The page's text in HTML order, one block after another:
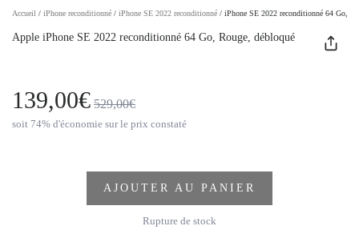
Accueil / iPhone reconditionné / iPhone SE 2022 reconditionné / iPhone SE 2022 reconditionné 64 Go,
Apple iPhone SE 2022 reconditionné 64 Go, Rouge, débloqué
139,00€ 529,00€
soit 74% d'économie sur le prix constaté
AJOUTER AU PANIER
Rupture de stock